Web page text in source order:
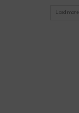
Load more